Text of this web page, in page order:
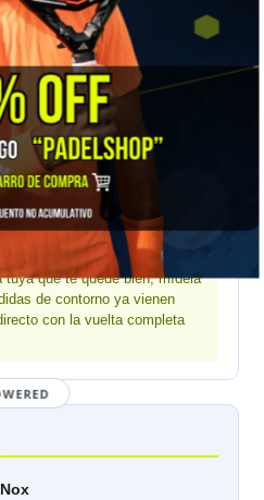
en centímetros
XS S M L
56 56 57,5
70 75
tu cuerpo:estas medidas
sobre una mesa, no de tu
tuya que te quede bien, mídela
de contorno ya vienen
con la vuelta completa
Nox